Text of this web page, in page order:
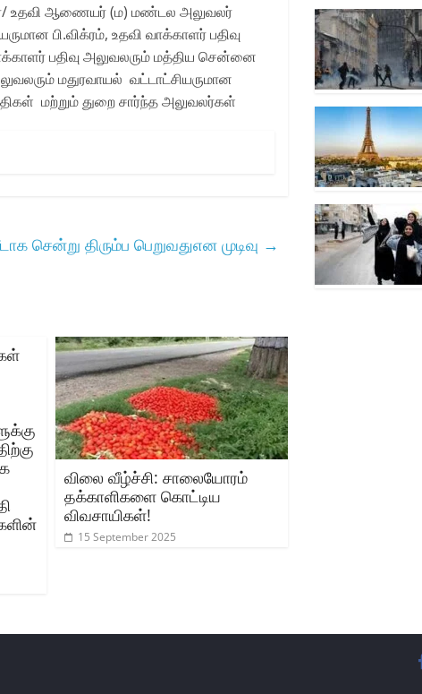
உதவி ஆணையர் (ம) மண்டல அலுவலர்
பி.விக்ரம், உதவி வாக்காளர் பதிவு
பதிவு அலுவலரும் மத்திய சென்னை
மதுரவாயல் வட்டாட்சியருமான
மற்றும் துறை சார்ந்த அலுவலர்கள்
சென்று திரும்ப பெறுவதுஎன முடிவு →
விலை வீழ்ச்சி: சாலையோரம்
தக்காளிகளை கொட்டிய
விவசாயிகள்!
15 September 2025